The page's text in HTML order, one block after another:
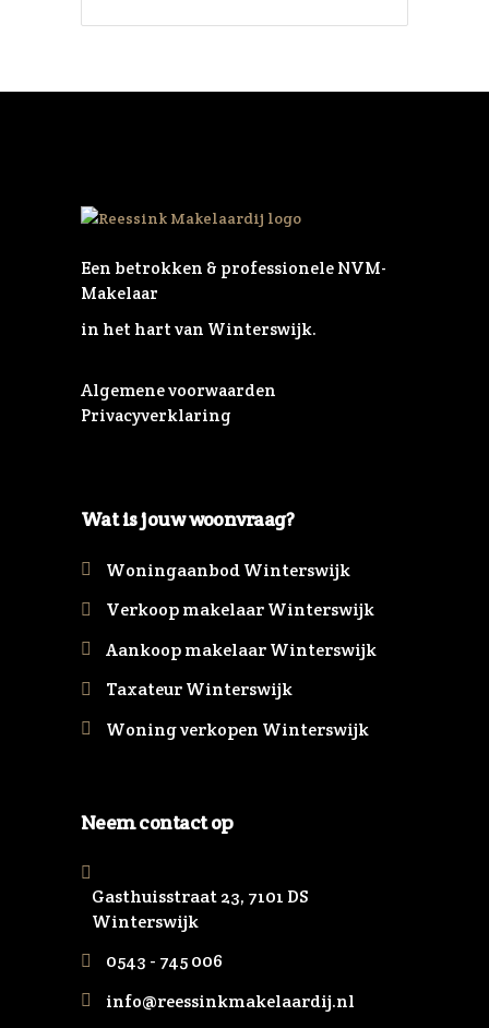
Een betrokken & professionele NVM-
Makelaar
in het hart van Winterswijk.
Algemene voorwaarden
Privacyverklaring
Wat is jouw woonvraag?
Woningaanbod Winterswijk
Verkoop makelaar Winterswijk
Aankoop makelaar Winterswijk
Taxateur Winterswijk
Woning verkopen Winterswijk
Neem contact op
Gasthuisstraat 23, 7101 DS
Winterswijk
0543 - 745 006
info@reessinkmakelaardij.nl